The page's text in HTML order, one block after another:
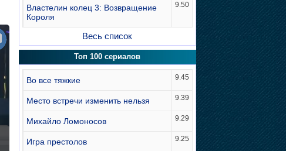
Властелин колец 3: Возвращение
Короля
9.50
Весь список
Топ 100 сериалов
Во все тяжкие 9.45
Место встречи изменить нельзя 9.39
Михайло Ломоносов 9.29
Игра престолов 9.25